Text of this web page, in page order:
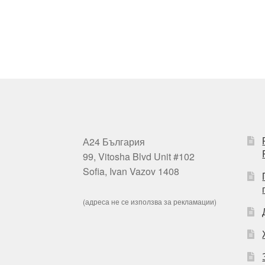
А24 България
99, Vitosha Blvd Unit #102
Sofia, Ivan Vazov 1408
(адреса не се използва за рекламации)